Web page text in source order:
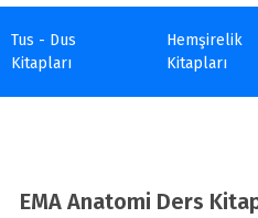
Tus - Dus
Kitapları
Hemşirelik
Kitapları
EMA Anatomi Ders